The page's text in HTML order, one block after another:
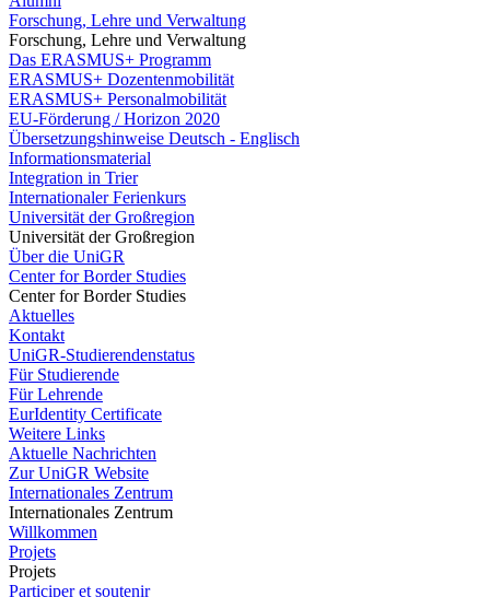
Forschung, Lehre und Verwaltung
Forschung, Lehre und Verwaltung
Das ERASMUS+ Programm
ERASMUS+ Dozentenmobilität
ERASMUS+ Personalmobilität
EU-Förderung / Horizon 2020
Übersetzungshinweise Deutsch - Englisch
Informationsmaterial
Integration in Trier
Internationaler Ferienkurs
Universität der Großregion
Universität der Großregion
Über die UniGR
Center for Border Studies
Center for Border Studies
Aktuelles
Kontakt
UniGR-Studierendenstatus
Für Studierende
Für Lehrende
EurIdentity Certificate
Weitere Links
Aktuelle Nachrichten
Zur UniGR Website
Internationales Zentrum
Internationales Zentrum
Willkommen
Projets
Projets
Participer et soutenir